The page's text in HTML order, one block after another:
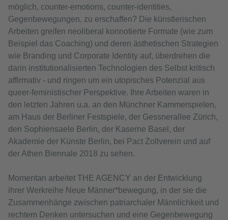
möglich, counter-emotions, counter-identities,
Gegenbewegungen, zu erschaffen? Die künstlerischen
Arbeiten greifen neoliberal konnotierte Formate (wie zum
Beispiel das Coaching) und deren ästhetischen Strategien
wie Branding und Corporate Identity auf, überdrehen die
darin institutionalisierten Technologien des Selbst kritisch
affirmativ - und ringen um ein utopisches Potenzial aus
queer-feministischer Perspektive. Ihre Arbeiten waren in
den letzten Jahren u.a. an den Münchner Kammerspielen,
am Haus der Berliner Festspiele, der Gessnerallee Zürich,
den Sophiensaele Berlin, der Kaserne Basel, der
Akademie der Künste Berlin, bei Pact Zollverein und auf
der Athen Biennale 2018 zu sehen.
Momentan arbeitet THE AGENCY an der Entwicklung
ihrer Werkreihe Neue Männer*bewegung, in der sie die
Zusammenhänge zwischen patriarchaler Männlichkeit und
rechtem Denken untersuchen und eine Gegenbewegung